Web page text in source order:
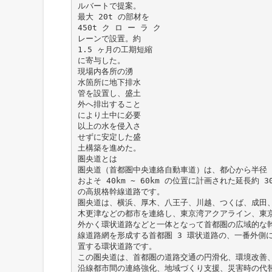
ルバートで提案。
最大 20t の部材を
450t ク ロ ー ラ ク
レーンで設置。約
1.5 ヶ月の工期短縮
に寄与した。
現場内各所の湧
水箇所に地下排水
管を設置し、盛土
外へ排出すること
により土中に必要
以上の水を侵入さ
せずに安定した盛
土構築を進めた。
圏央道とは
圏央道（首都圏中央連絡自動車道）は、都心から半径
およそ 40km ∼ 60km の位置に計画された延長約
の高規格幹線道路です。
圏央道は、横浜、厚木、八王子、川越、つくば、成田、
木更津などの都市を連絡し、東京湾アクアライン、東
外かく環状道路などと一体となって首都圏の広域的な
線道路網を形成する首都圏 3 環状道路の、一番外側
置する環状道路です。
この圏央道は、首都圏の道路交通の円滑化、環境改善、
沿線都市間の連絡強化、地域づくり支援、災害時の代